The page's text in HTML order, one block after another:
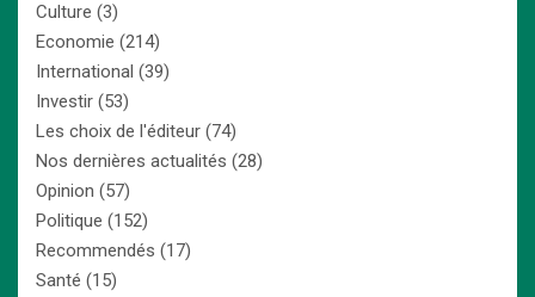
Culture (3)
Economie (214)
International (39)
Investir (53)
Les choix de l'éditeur (74)
Nos dernières actualités (28)
Opinion (57)
Politique (152)
Recommendés (17)
Santé (15)